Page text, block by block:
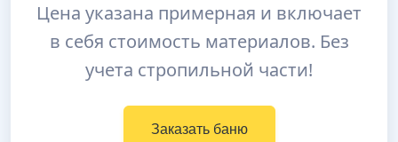
Цена указана примерная и включает
в себя стоимость материалов. Без
учета стропильной части!
Заказать баню